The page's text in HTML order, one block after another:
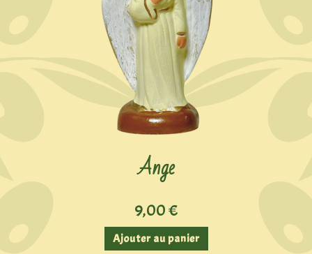
Ange
9,00€
Ajouter au panier